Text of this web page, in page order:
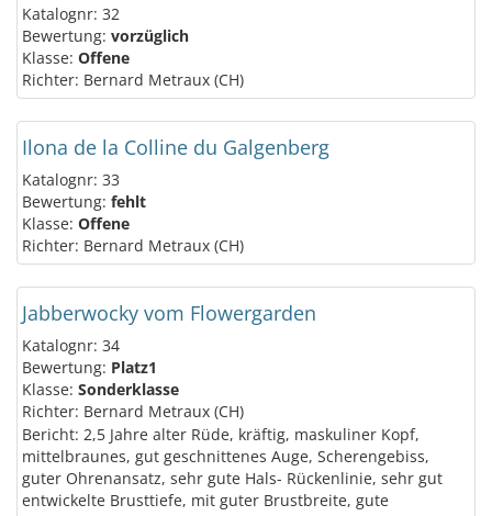
Katalognr: 32
Bewertung: vorzüglich
Klasse: Offene
Richter: Bernard Metraux (CH)
Ilona de la Colline du Galgenberg
Katalognr: 33
Bewertung: fehlt
Klasse: Offene
Richter: Bernard Metraux (CH)
Jabberwocky vom Flowergarden
Katalognr: 34
Bewertung: Platz1
Klasse: Sonderklasse
Richter: Bernard Metraux (CH)
Bericht: 2,5 Jahre alter Rüde, kräftig, maskuliner Kopf,
mittelbraunes, gut geschnittenes Auge, Scherengebiss,
guter Ohrenansatz, sehr gute Hals- Rückenlinie, sehr gut
entwickelte Brusttiefe, mit guter Brustbreite, gute